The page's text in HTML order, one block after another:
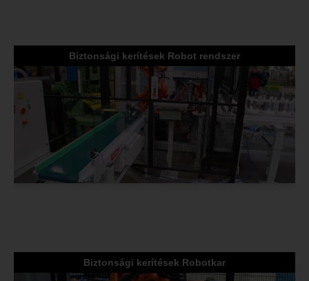
Biztonsági kerítések Robot rendszer
Biztonsági kerítések Robotkar